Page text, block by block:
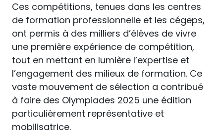
Ces compétitions, tenues dans les centres
de formation professionnelle et les cégeps,
ont permis à des milliers d’élèves de vivre
une première expérience de compétition,
tout en mettant en lumière l’expertise et
l’engagement des milieux de formation. Ce
vaste mouvement de sélection a contribué
à faire des Olympiades 2025 une édition
particulièrement représentative et
mobilisatrice.